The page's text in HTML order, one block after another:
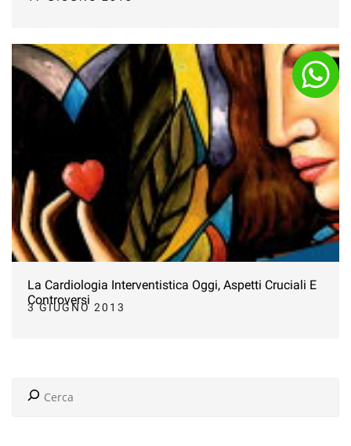
La Cardiologia Interventistica Oggi, Aspetti Cruciali E
Controversi
3 GIUGNO 2013